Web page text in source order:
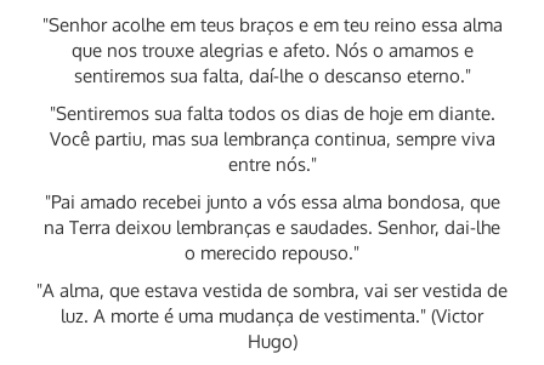
"Senhor acolhe em teus braços e em teu reino essa alma
que nos trouxe alegrias e afeto. Nós o amamos e
sentiremos sua falta, daí-lhe o descanso eterno."
"Sentiremos sua falta todos os dias de hoje em diante.
Você partiu, mas sua lembrança continua, sempre viva
entre nós."
"Pai amado recebei junto a vós essa alma bondosa, que
na Terra deixou lembranças e saudades. Senhor, dai-lhe
o merecido repouso."
"A alma, que estava vestida de sombra, vai ser vestida de
luz. A morte é uma mudança de vestimenta." (Victor
Hugo)